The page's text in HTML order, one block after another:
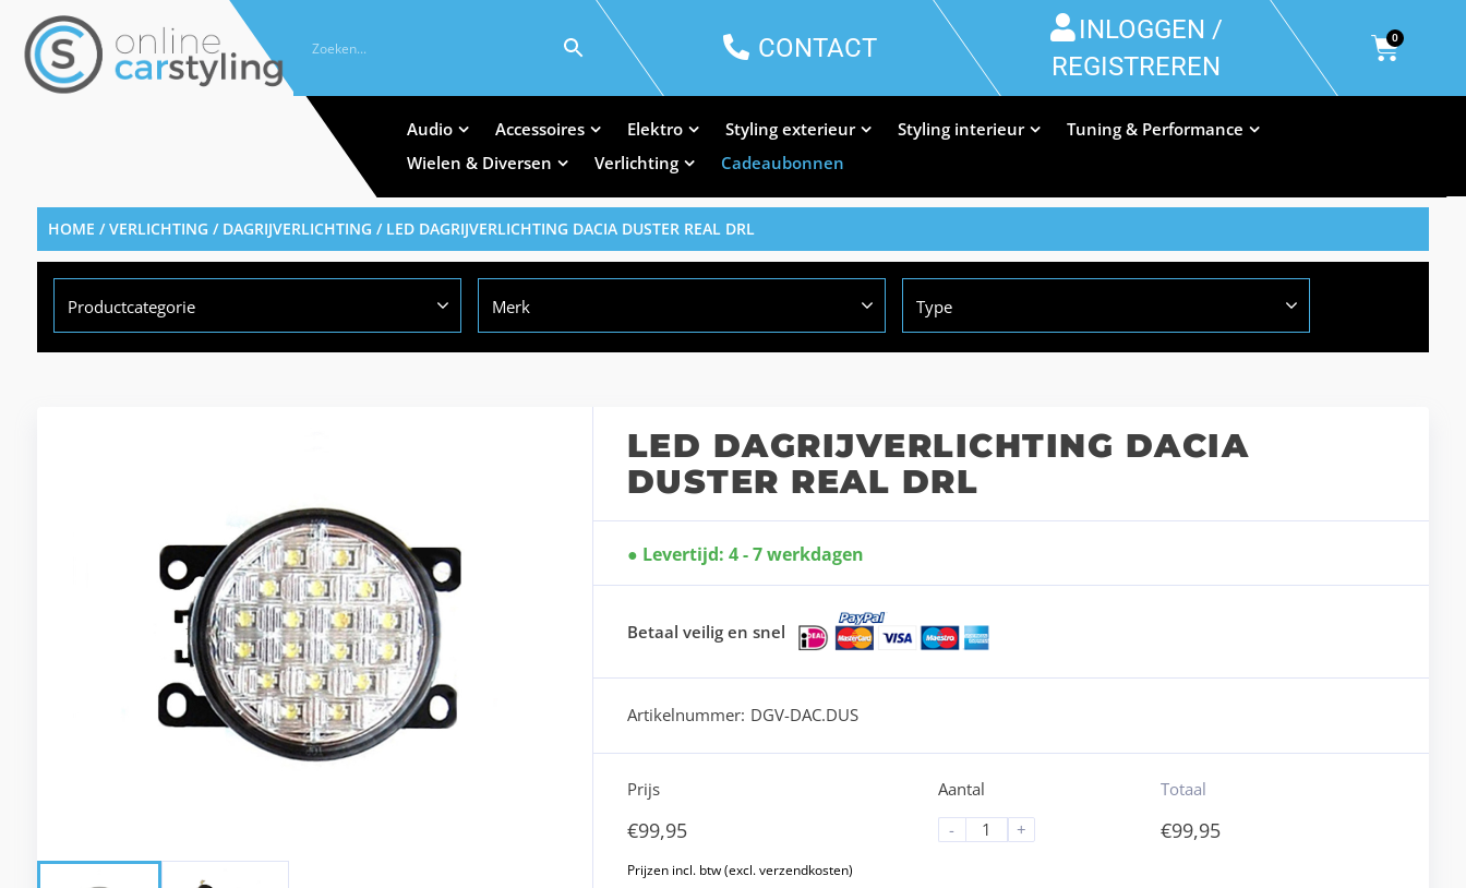
CONTACT
INLOGGEN /
REGISTREREN
0
Audio Accessoires Elektro Styling exterieur Styling interieur
Tuning & Performance
Wielen & Diversen
Verlichting Cadeaubonnen
HOME /VERLICHTING / DAGRIJVERLICHTING / LED DAGRIJVERLICHTING DACIA DUSTER REAL DRL
Productcategorie Merk Type
LED DAGRIJVERLICHTING DACIA
DUSTER REAL DRL
Levertijd: 4 - 7 werkdagen
Betaal veilig en snel
Artikelnummer: DGV-DAC.DUS
Prijs
€99,95
Aantal
-
+
Totaal
€99,95